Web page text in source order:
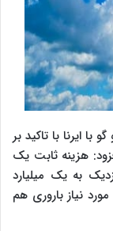
ایرنا با تاکید بر
هزینه ثابت یک
به یک میلیارد
مورد نیاز باروری هم